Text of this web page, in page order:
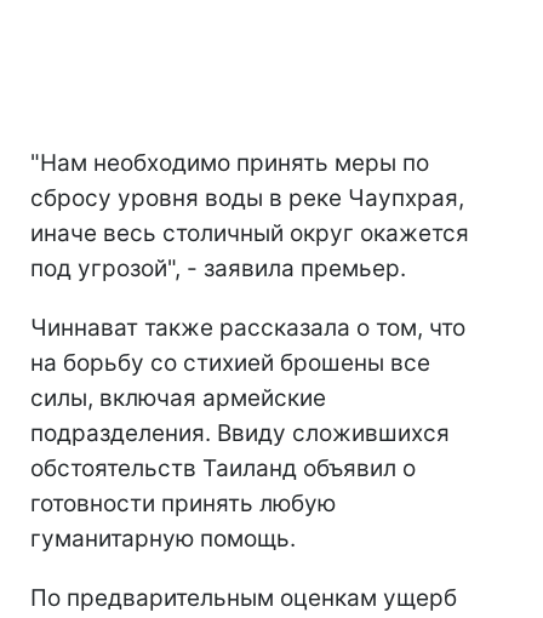
"Нам необходимо принять меры по
сбросу уровня воды в реке Чаупхрая,
иначе весь столичный округ окажется
под угрозой", - заявила премьер.
Чиннават также рассказала о том, что
на борьбу со стихией брошены все
силы, включая армейские
подразделения. Ввиду сложившихся
обстоятельств Таиланд объявил о
готовности принять любую
гуманитарную помощь.
По предварительным оценкам ущерб